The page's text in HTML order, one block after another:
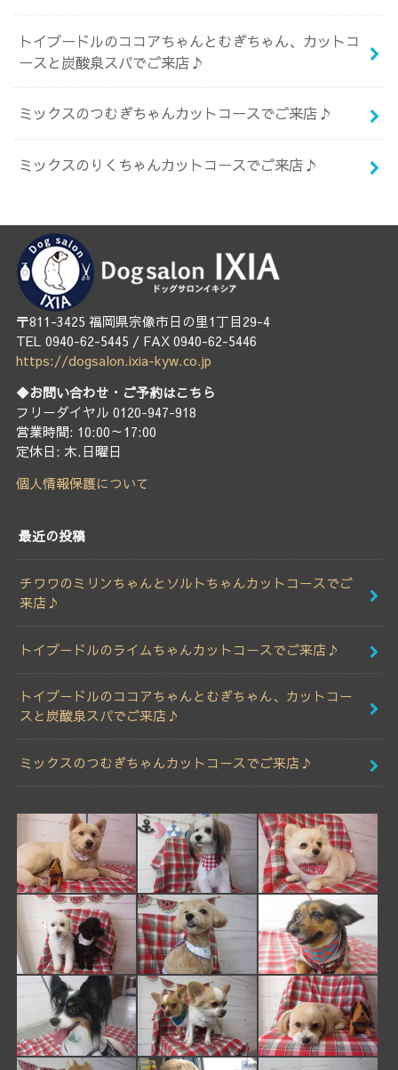
トイプードルのココアちゃんとむぎちゃん、カットコ
ースと炭酸泉スパでご来店♪
ミックスのつむぎちゃんカットコースでご来店♪
ミックスのりくちゃんカットコースでご来店♪
〒811-3425 福岡県宗像市日の里1丁目29-4
TEL 0940-62-5445 / FAX 0940-62-5446
https://dogsalon.ixia-kyw.co.jp
◆お問い合わせ・ご予約はこちら
フリーダイヤル 0120-947-918
営業時間: 10:00～17:00
定休日: 木.日曜日
個人情報保護について
最近の投稿
チワワのミリンちゃんとソルトちゃんカットコースでご
来店♪
トイプードルのライムちゃんカットコースでご来店♪
トイプードルのココアちゃんとむぎちゃん、カットコー
スと炭酸泉スパでご来店♪
ミックスのつむぎちゃんカットコースでご来店♪